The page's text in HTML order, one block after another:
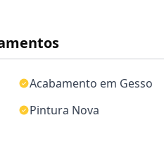
Acabamento em Gesso
Pintura Nova